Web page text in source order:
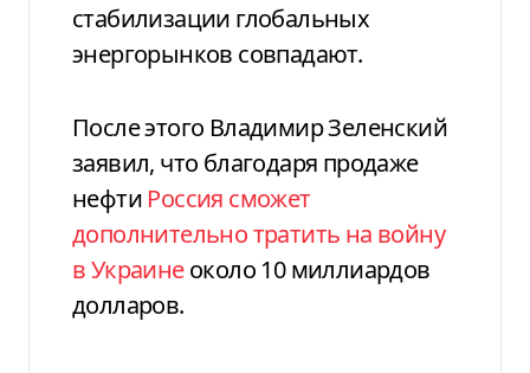
стабилизации глобальных
энергорынков совпадают.
После этого Владимир Зеленский
заявил, что благодаря продаже
нефти Россия сможет
дополнительно тратить на войну
в Украинеоколо 10 миллиардов
долларов.